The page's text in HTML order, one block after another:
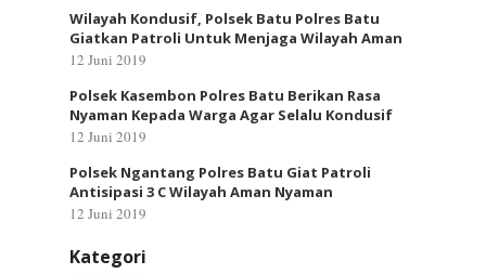
Wilayah Kondusif, Polsek Batu Polres Batu
Giatkan Patroli Untuk Menjaga Wilayah Aman
12 Juni 2019
Polsek Kasembon Polres Batu Berikan Rasa
Nyaman Kepada Warga Agar Selalu Kondusif
12 Juni 2019
Polsek Ngantang Polres Batu Giat Patroli
Antisipasi 3 C Wilayah Aman Nyaman
12 Juni 2019
Kategori